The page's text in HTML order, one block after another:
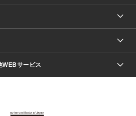
WEBサービス